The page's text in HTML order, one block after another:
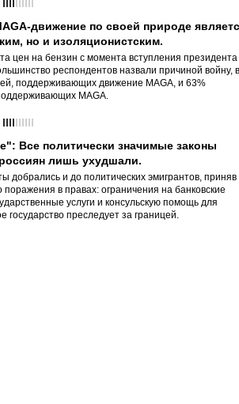
движение по своей природе
но и изоляционистским.
цен на бензин с момента вступления президента
респондентов назвали причиной войну, в
поддерживающих движение MAGA, и 63%
MAGA.
Все политически значимые законы
лишь ухудшали.
добрались и до политических эмигрантов, приняв
в правах: ограничения на банковские
услуги и консульскую помощь для
государство преследует за границей.